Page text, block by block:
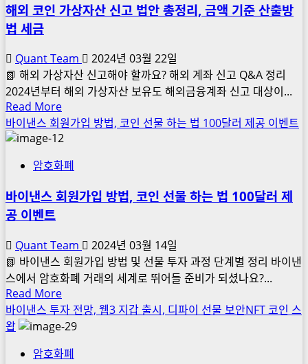
유?
프
리
미
엄
완
벽
해
설
직
의
상
승
예
상
인
서
료
신
청
하
기
해외 코인 가상자산 신고 법안 총정리, 금액 기준 산출방
법 세금
Quant Team
2024년 03월 22일
📗 해외 가상자산 신고해야 할까요? 해외 계좌 신고 Q&A 정리
2024년부터 해외 가상자산 보유도 해외금융계좌 신고 대상이...
Read MoreRead
more
about
외
인
자
산
신
고
법
안
총
바이낸스 회원가입 방법, 코인 선물 하는 법 100달러 제공 이벤트
암호화폐
바이낸스 회원가입 방법, 코인 선물 하는 법 100달러 제
공 이벤트
Quant Team
2024년 03월 14일
📗 바이낸스 회원가입 방법 및 선물 투자 과정 단계별 정리 바이낸
스에서 암호화폐 거래의 세계로 뛰어들 준비가 되셨나요?...
Read MoreRead
more
about
이
바이낸스 투자 전망, 웹3 지갑 출시, 디파이 선물 보안NFT 코인 스
왑
암호화폐